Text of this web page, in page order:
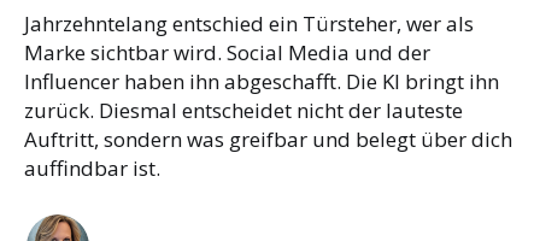
Jahrzehntelang entschied ein Türsteher, wer als
Marke sichtbar wird. Social Media und der
Influencer haben ihn abgeschafft. Die KI bringt ihn
zurück. Diesmal entscheidet nicht der lauteste
Auftritt, sondern was greifbar und belegt über dich
auffindbar ist.